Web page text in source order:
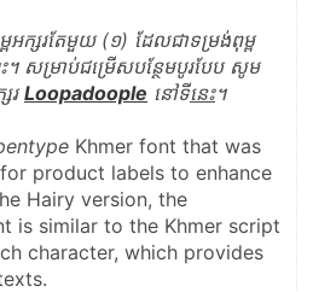
ក្សរតែមួយ (១) ដែលជាទម្រង់ពុម្ព
សម្រាប់ជម្រើសបន្ថែមបូរបែប សូម
រ Loopadoople នៅទីនេះ។
Khmer font that was
product labels to enhance
Hairy version, the
is similar to the Khmer script
character, which provides